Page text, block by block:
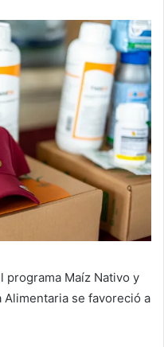
programa Maíz Nativo y
se favoreció a